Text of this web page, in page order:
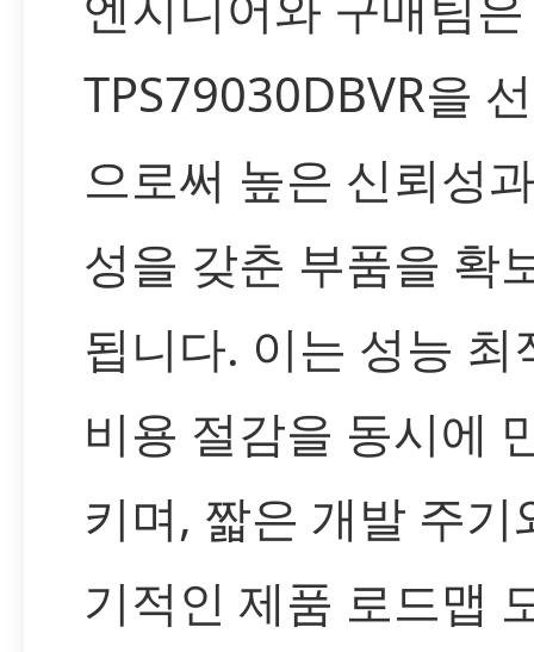
TPS79030DBVR을
으로써 높은 신뢰성
성을 갖춘 부품을 확
됩니다. 이는 성능 최
비용 절감을 동시에
키며, 짧은 개발 주기
기적인 제품 로드맵